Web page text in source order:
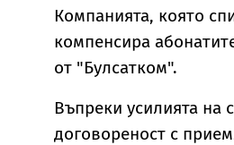
Компанията, която
компенсира
от "Булсатком".
Въпреки усилията на
договореност с